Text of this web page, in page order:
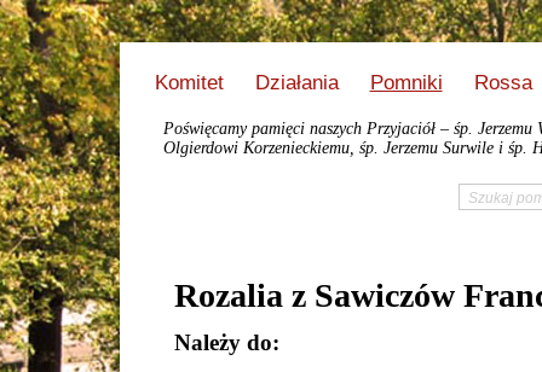
Komitet Działania Pomniki Rossa
Poświęcamy pamięci naszych Przyjaciół – śp.
Olgierdowi Korzenieckiemu, śp. Jerzemu Surwile i śp.
Rozalia z Sawiczów
Należy do: